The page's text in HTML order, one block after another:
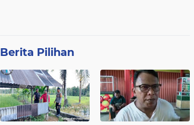
Berita Pilihan